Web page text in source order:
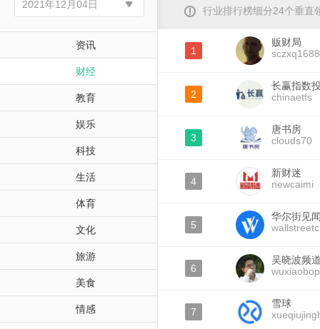
资讯
财经
教育
娱乐
科技
生活
体育
文化
旅游
美食
情感
行业排行榜细分24个垂直
1
贩财局
sczxq1688
2
长赢指数
chinaetfs
3
唐书房
clouds70
4
新财迷
newcaimi
5
华尔街见
6
吴晓波频
7
雪球